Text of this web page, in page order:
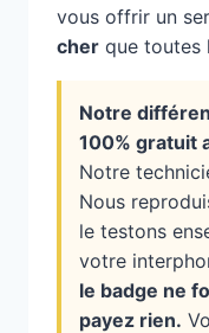
vous offrir un
cher que toutes
Notre
100% gratuit
Notre
Nous
le testons
votre
le badge ne
payez rien.